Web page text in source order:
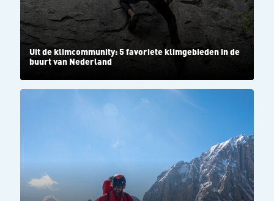
Uit de klimcommunity: 5 favoriete klimgebieden in de
buurt van Nederland